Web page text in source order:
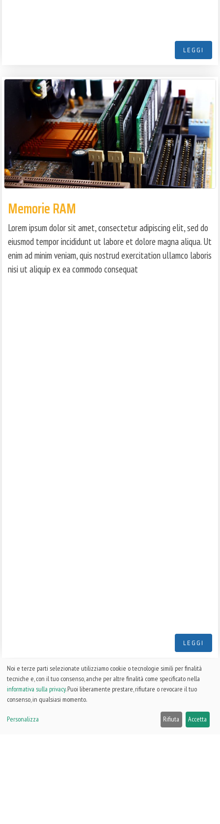
LEGGI
Memorie RAM
Lorem ipsum dolor sit amet, consectetur adipiscing elit, sed do
eiusmod tempor incididunt ut labore et dolore magna aliqua. Ut
enim ad minim veniam, quis nostrud exercitation ullamco laboris
nisi ut aliquip ex ea commodo consequat
LEGGI
Noi e terze parti selezionate utilizziamo cookie o tecnologie simili per finalità
tecniche e, con il tuo consenso, anche per altre finalità come specificato nella
informativa sulla privacy. Puoi liberamente prestare, rifiutare o revocare il tuo
consenso, in qualsiasi momento.
Personalizza Rifiuta Accetta